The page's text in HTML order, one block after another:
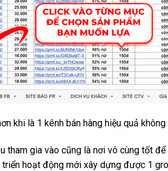
khi là 1 kênh bán hàng hiệu quả
gia vào cũng là nơi vô cùng tốt
hoạt động mới xây dựng được 1